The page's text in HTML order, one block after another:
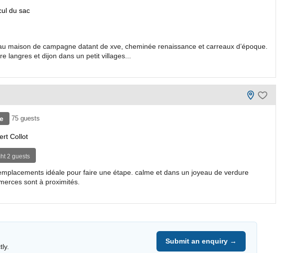
du sac
maison de campagne datant de xve, cheminée renaissance et carreaux d’époque.
langres et dijon dans un petit villages...
75 guests
Collot
2 guests
idéale pour faire une étape. calme et dans un joyeau de verdure
sont à proximités.
Submit an enquiry →